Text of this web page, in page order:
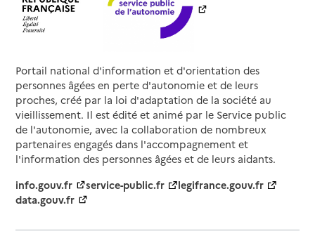
Portail national d'information et d'orientation des
personnes âgées en perte d'autonomie et de leurs
proches, créé par la loi d'adaptation de la société au
vieillissement. Il est édité et animé par le Service public
de l'autonomie, avec la collaboration de nombreux
partenaires engagés dans l'accompagnement et
l'information des personnes âgées et de leurs aidants.
info.gouv.fr
service-public.fr
legifrance.gouv.fr
data.gouv.fr